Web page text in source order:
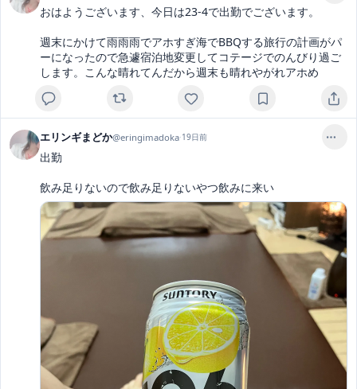
おはようございます、今日は23-4で出勤でございます。
週末にかけて雨雨雨でアホすぎ海でBBQする旅行の計画がパ
ーになったので急遽宿泊地変更してコテージでのんびり過ご
します。こんな晴れてんだから週末も晴れやがれアホめ
エリンギまどか@eringimadoka·19日前
出勤
飲み足りないので飲み足りないやつ飲みに来い